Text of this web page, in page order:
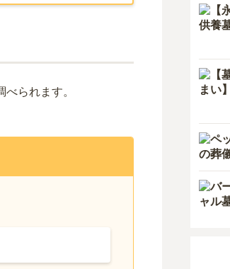
られます。
香川
高知
熊本
鹿児